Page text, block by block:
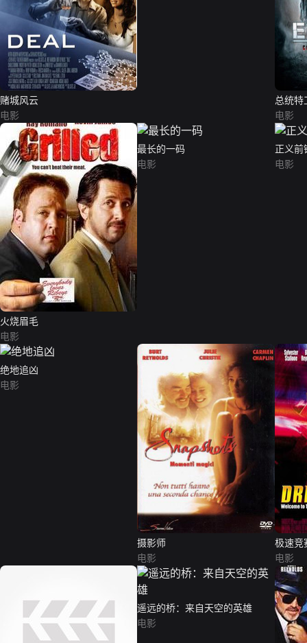
赌城风云
电影
总统特
电影
火烧眉毛
电影
最长的一码
电影
正义前
电影
绝地追凶
电影
摄影师
电影
极速竞
电影
遥远的桥：来自天空的英雄
电影